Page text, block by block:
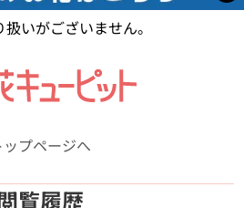
いがございません。
ップページへ
覧履歴